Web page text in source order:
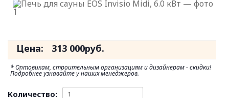
Цена: 313 000руб.
* Оптовикам, строительным организациям и дизайнерам - скидки!
Подробнее узнавайте у наших менеджеров.
Количество: